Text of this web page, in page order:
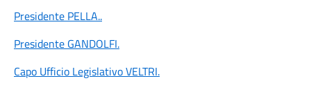
Presidente PELLA..
Presidente GANDOLFI.
Capo Ufficio Legislativo VELTRI.